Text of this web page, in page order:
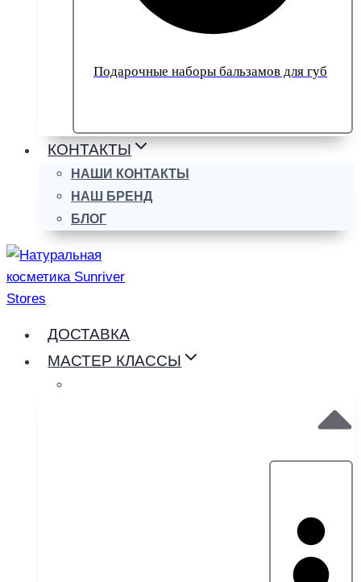
Подарочные наборы бальзамов для губ
КОНТАКТЫ
НАШИ КОНТАКТЫ
НАШ БРЕНД
БЛОГ
ДОСТАВКА
МАСТЕР КЛАССЫ